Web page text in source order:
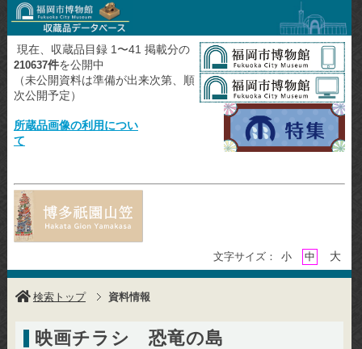
現在、収蔵品目録 1〜41 掲載分の
210637件を公開中
（未公開資料は準備が出来次第、順
次公開予定）
所蔵品画像の利用につい
て
文字サイズ： 小 中 大
検索トップ 資料情報
映画チラシ 恐竜の島